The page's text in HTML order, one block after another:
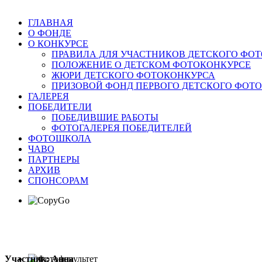
ГЛАВНАЯ
О ФОНДЕ
О КОНКУРСЕ
ПРАВИЛА ДЛЯ УЧАСТНИКОВ ДЕТСКОГО
ПОЛОЖЕНИЕ О ДЕТСКОМ ФОТОКОНКУРСЕ
ЖЮРИ ДЕТСКОГО ФОТОКОНКУРСА
ПРИЗОВОЙ ФОНД ПЕРВОГО ДЕТСКОГО
ГАЛЕРЕЯ
ПОБЕДИТЕЛИ
ПОБЕДИВШИЕ РАБОТЫ
ФОТОГАЛЕРЕЯ ПОБЕДИТЕЛЕЙ
ФОТОШКОЛА
ЧАВО
ПАРТНЕРЫ
АРХИВ
СПОНСОРАМ
Участник: Анна